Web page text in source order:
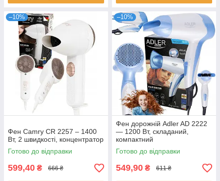
–10%
Фен Camry CR 2257 – 1400
Вт, 2 швидкості, концентратор
Готово до відправки
599,40 ₴ 666 ₴
–10%
Фен дорожній Adler AD 2222
— 1200 Вт, складаний,
компактний
Готово до відправки
549,90 ₴ 611 ₴